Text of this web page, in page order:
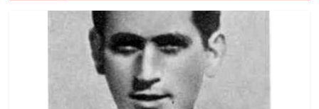
Çlirimtari Agron Gërvalla me takime pune
në atdhe të shoqerisë Levizja
August 3, 2026 Comments Off